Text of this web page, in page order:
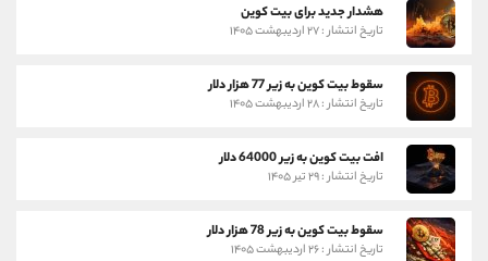
هشدار جدید برای بیت کوین
تاریخ انتشار : ۲۷ اردیبهشت ۱۴۰۵
سقوط بیت کوین به زیر 77 هزار دلار
تاریخ انتشار : ۲۸ اردیبهشت ۱۴۰۵
افت بیت کوین به زیر 64000 دلار
تاریخ انتشار : ۲۹ تیر ۱۴۰۵
سقوط بیت کوین به زیر 78 هزار دلار
تاریخ انتشار : ۲۶ اردیبهشت ۱۴۰۵